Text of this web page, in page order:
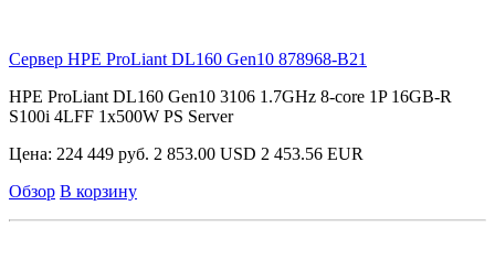
Сервер HPE ProLiant DL160 Gen10 878968-B21
HPE ProLiant DL160 Gen10 3106 1.7GHz 8-core 1P 16GB-R
S100i 4LFF 1x500W PS Server
Цена: 224 449 руб. 2 853.00 USD 2 453.56 EUR
Обзор В корзину